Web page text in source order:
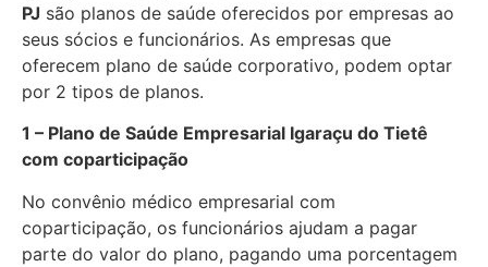
PJ são planos de saúde oferecidos por empresas ao
seus sócios e funcionários. As empresas que
oferecem plano de saúde corporativo, podem optar
por 2 tipos de planos.
1 – Plano de Saúde Empresarial Igaraçu do Tietê
com coparticipação
No convênio médico empresarial com
coparticipação, os funcionários ajudam a pagar
parte do valor do plano, pagando uma porcentagem